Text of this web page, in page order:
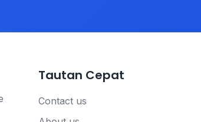
Tautan Cepat
Contact us